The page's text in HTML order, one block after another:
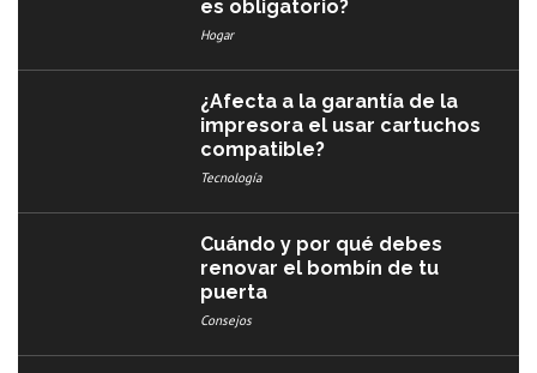
es obligatorio?
Hogar
¿Afecta a la garantía de la
impresora el usar cartuchos
compatible?
Tecnología
Cuándo y por qué debes
renovar el bombín de tu
puerta
Consejos